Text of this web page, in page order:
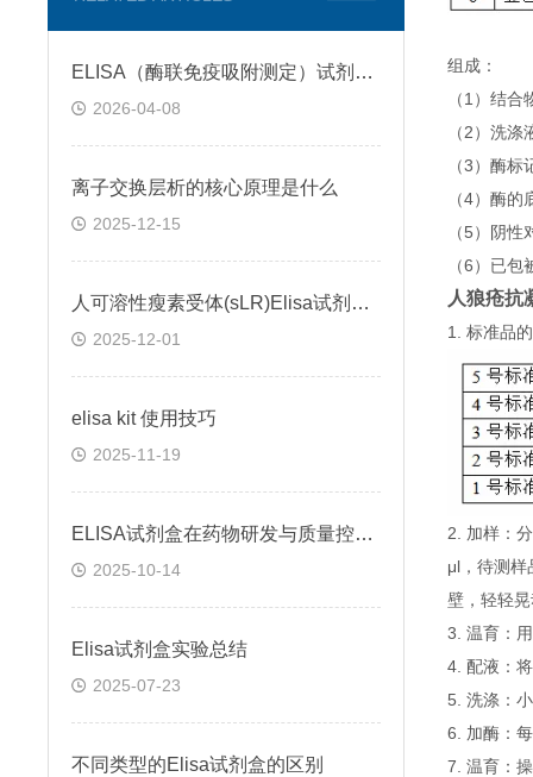
ELISA（酶联免疫吸附测定）试剂盒原理类型检测方法
2026-04-08
离子交换层析的核心原理是什么
2025-12-15
人可溶性瘦素受体(sLR)Elisa试剂盒可溶性受体的作用
2025-12-01
elisa kit 使用技巧
2025-11-19
ELISA试剂盒在药物研发与质量控制中的应用实践
2025-10-14
Elisa试剂盒实验总结
2025-07-23
不同类型的Elisa试剂盒的区别
组成：
（1）结
（2）洗
（3）酶
（4）酶的
（5）阴
（6）已
人狼疮
1. 标准品
2. 加样：
μl，待测样
壁，轻轻
3. 温育：
4. 配液：
5. 洗涤：
6. 加酶：
7. 温育：